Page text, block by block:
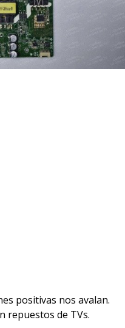
positivas nos avalan.
repuestos de TVs.